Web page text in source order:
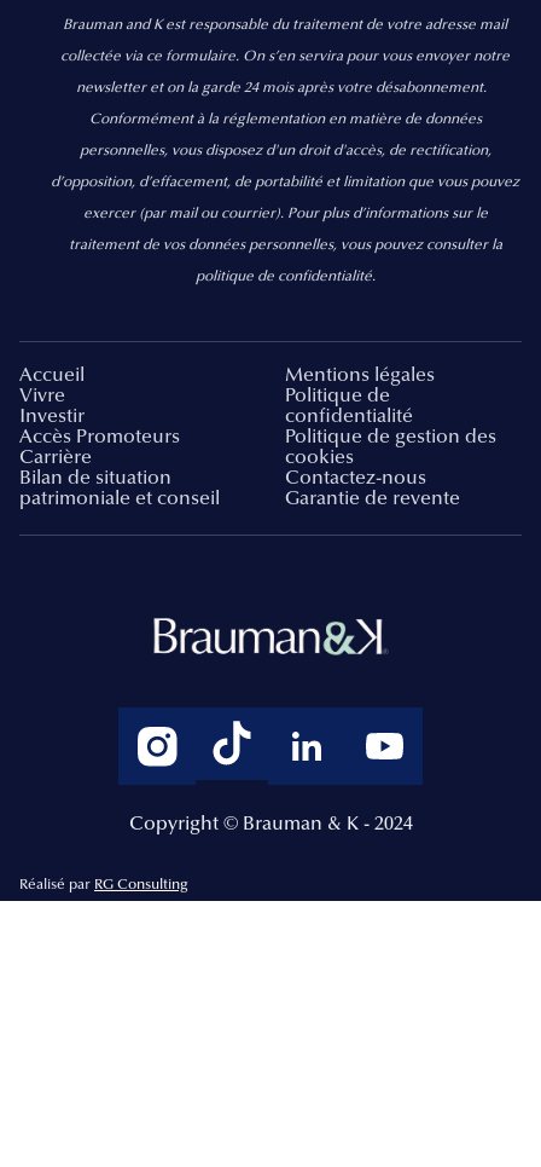
Brauman and K est responsable du traitement de votre adresse mail
collectée via ce formulaire. On s’en servira pour vous envoyer notre
newsletter et on la garde 24 mois après votre désabonnement.
Conformément à la réglementation en matière de données
personnelles, vous disposez d'un droit d'accès, de rectification,
d’opposition, d’effacement, de portabilité et limitation que vous pouvez
exercer (par mail ou courrier). Pour plus d’informations sur le
traitement de vos données personnelles, vous pouvez consulter la
politique de confidentialité.
Accueil
Vivre
Investir
Accès Promoteurs
Carrière
Bilan de situation
patrimoniale et conseil
Mentions légales
Politique de
confidentialité
Politique de gestion des
cookies
Contactez-nous
Garantie de revente
Copyright © Brauman & K - 2024
Réalisé par RG Consulting